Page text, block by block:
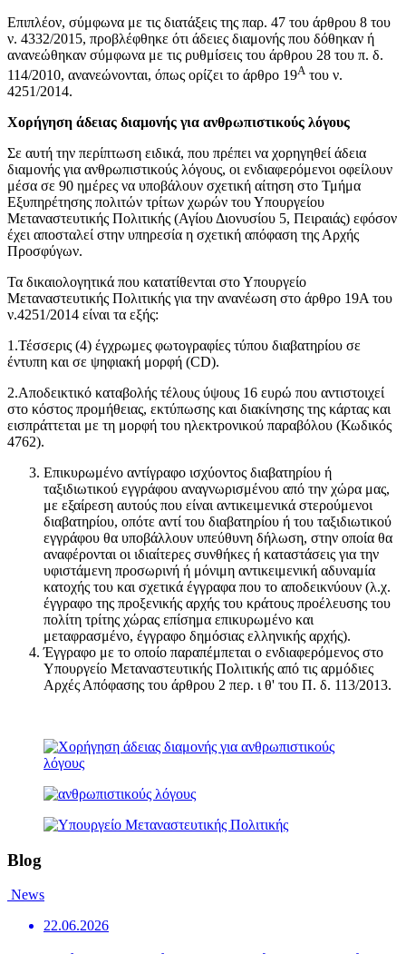
Επιπλέον, σύμφωνα με τις διατάξεις της παρ. 47 του άρθρου 8 του
ν. 4332/2015, προβλέφθηκε ότι άδειες διαμονής που δόθηκαν ή
ανανεώθηκαν σύμφωνα με τις ρυθμίσεις του άρθρου 28 του π. δ.
114/2010, ανανεώνονται, όπως ορίζει το άρθρο 19Ατου ν.
4251/2014.
Χορήγηση άδειας διαμονής για ανθρωπιστικούς λόγους
Σε αυτή την περίπτωση ειδικά, που πρέπει να χορηγηθεί άδεια
διαμονής για ανθρωπιστικούς λόγους, οι ενδιαφερόμενοι οφείλουν
μέσα σε 90 ημέρες να υποβάλουν σχετική αίτηση στο Τμήμα
Εξυπηρέτησης πολιτών τρίτων χωρών του Υπουργείου
Μεταναστευτικής Πολιτικής (Αγίου Διονυσίου 5, Πειραιάς) εφόσον
έχει αποσταλεί στην υπηρεσία η σχετική απόφαση της Αρχής
Προσφύγων.
Τα δικαιολογητικά που κατατίθενται στο Υπουργείο
Μεταναστευτικής Πολιτικής για την ανανέωση στο άρθρο 19Α του
ν.4251/2014 είναι τα εξής:
1.Τέσσερις (4) έγχρωμες φωτογραφίες τύπου διαβατηρίου σε
έντυπη και σε ψηφιακή μορφή (CD).
2.Αποδεικτικό καταβολής τέλους ύψους 16 ευρώ που αντιστοιχεί
στο κόστος προμήθειας, εκτύπωσης και διακίνησης της κάρτας και
εισπράττεται με τη μορφή του ηλεκτρονικού παραβόλου (Κωδικός
4762).
Επικυρωμένο αντίγραφο ισχύοντος διαβατηρίου ή
ταξιδιωτικού εγγράφου αναγνωρισμένου από την χώρα μας,
με εξαίρεση αυτούς που είναι αντικειμενικά στερούμενοι
διαβατηρίου, οπότε αντί του διαβατηρίου ή του ταξιδιωτικού
εγγράφου θα υποβάλλουν υπεύθυνη δήλωση, στην οποία θα
αναφέρονται οι ιδιαίτερες συνθήκες ή καταστάσεις για την
υφιστάμενη προσωρινή ή μόνιμη αντικειμενική αδυναμία
κατοχής του και σχετικά έγγραφα που το αποδεικνύουν (λ.χ.
έγγραφο της προξενικής αρχής του κράτους προέλευσης του
πολίτη τρίτης χώρας επίσημα επικυρωμένο και
μεταφρασμένο, έγγραφο δημόσιας ελληνικής αρχής).
Έγγραφο με το οποίο παραπέμπεται ο ενδιαφερόμενος στο
Υπουργείο Μεταναστευτικής Πολιτικής από τις αρμόδιες
Αρχές Απόφασης του άρθρου 2 περ. ι θ' του Π. δ. 113/2013.
Blog
News
22.06.2026